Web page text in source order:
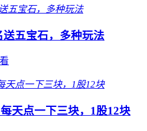
五宝石，多种玩法
天点一下三块，1股12块